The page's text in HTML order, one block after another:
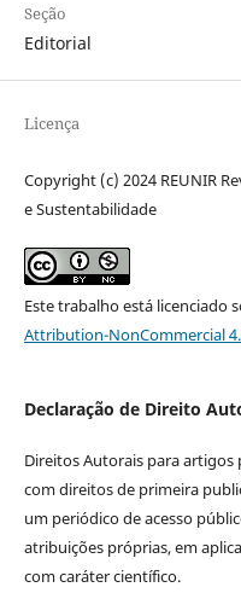
Seção
Editorial
Licença
Copyright (c) 2024 REUNIR
e Sustentabilidade
Este trabalho está licenciado
Attribution-NonCommercial
Declaração de Direito
Direitos Autorais para
com direitos de primeira
um periódico de acesso
atribuições próprias, em
com caráter científico.